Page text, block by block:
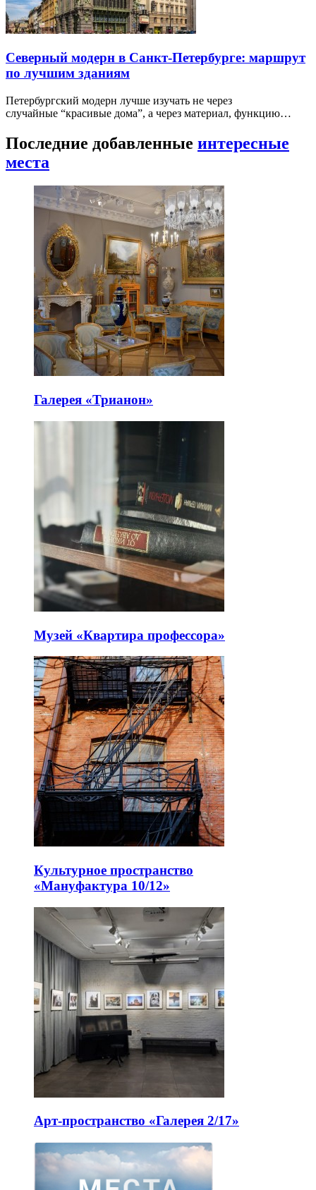
Северный модерн в Санкт-Петербурге: маршрут
по лучшим зданиям
Петербургский модерн лучше изучать не через
случайные “красивые дома”, а через материал, функцию…
Последние добавленные интересные
места
Галерея «Трианон»
Музей «Квартира профессора»
Культурное пространство
«Мануфактура 10/12»
Арт-пространство «Галерея 2/17»